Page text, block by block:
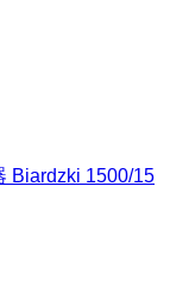
Biardzki 1500/15